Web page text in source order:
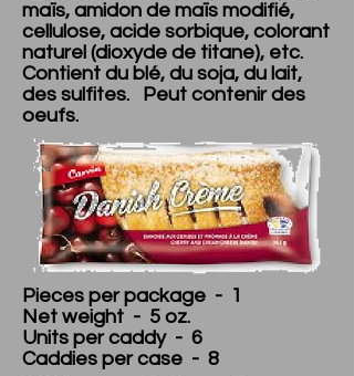
Pieces per package - 1
Net weight - 5 oz.
Units per caddy - 6
Caddies per case - 8
maïs, amidon de maïs modifié,
cellulose, acide sorbique, colorant
naturel (dioxyde de titane), etc.
Contient du blé, du soja, du lait,
des sulfites. Peut contenir des
oeufs.